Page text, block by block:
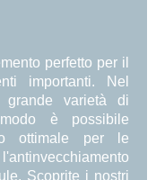
perfetto per il
importanti. Nel
varietà di
è possibile
ottimale per le
Scoprite i nostri